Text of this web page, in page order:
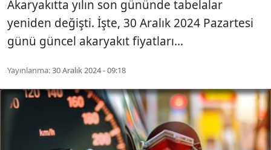
Akaryakıtta yılın son gününde tabelalar
yeniden değişti. İşte, 30 Aralık 2024 Pazartesi
günü güncel akaryakıt fiyatları...
Yayınlanma:30 Aralık 2024 - 09:18